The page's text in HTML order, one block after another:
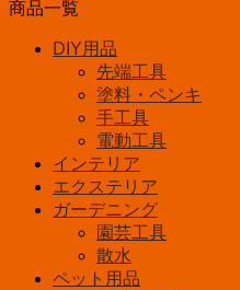
コ
IRC-
202T(BK)
商品一覧
DIY用品
先端工具
塗料・ペンキ
手工具
電動工具
インテリア
エクステリア
ガーデニング
園芸工具
散水
ペット用品